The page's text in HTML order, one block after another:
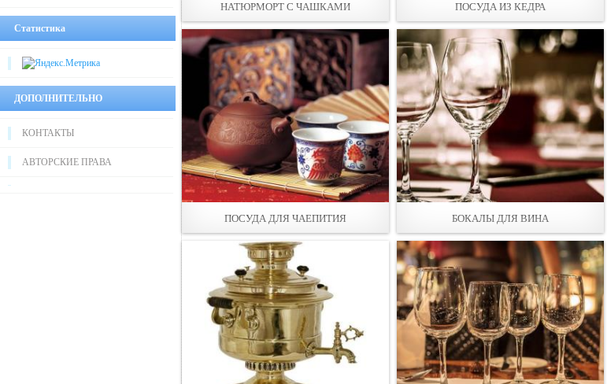
Статистика
ДОПОЛНИТЕЛЬНО
КОНТАКТЫ
АВТОРСКИЕ ПРАВА
НАТЮРМОРТ С ЧАШКАМИ ПОСУДА ИЗ КЕДРА
ПОСУДА ДЛЯ ЧАЕПИТИЯ БОКАЛЫ ДЛЯ ВИНА